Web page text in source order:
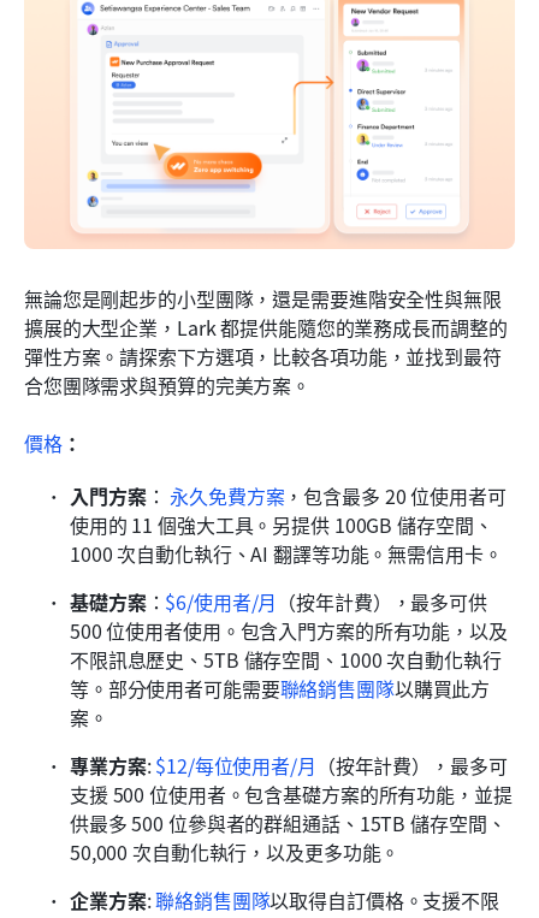
無論您是剛起步的小型團隊，還是需要進階安全性與無限
擴展的大型企業，Lark 都提供能隨您的業務成長而調整的
彈性方案。請探索下方選項，比較各項功能，並找到最符
合您團隊需求與預算的完美方案。
價格：
入門方案： 永久免費方案，包含最多 20 位使用者可
使用的 11 個強大工具。另提供 100GB 儲存空間、
1000 次自動化執行、AI 翻譯等功能。無需信用卡。
基礎方案： $6/使用者/月 （按年計費），最多可供
500 位使用者使用。包含入門方案的所有功能，以及
不限訊息歷史、5TB 儲存空間、1000 次自動化執行
等。部分使用者可能需要聯絡銷售團隊以購買此方
案。
專業方案:$12/每位使用者/月 （按年計費），最多可
支援 500 位使用者。包含基礎方案的所有功能，並提
供最多 500 位參與者的群組通話、15TB 儲存空間、
50,000 次自動化執行，以及更多功能。
企業方案: 聯絡銷售團隊以取得自訂價格。支援不限